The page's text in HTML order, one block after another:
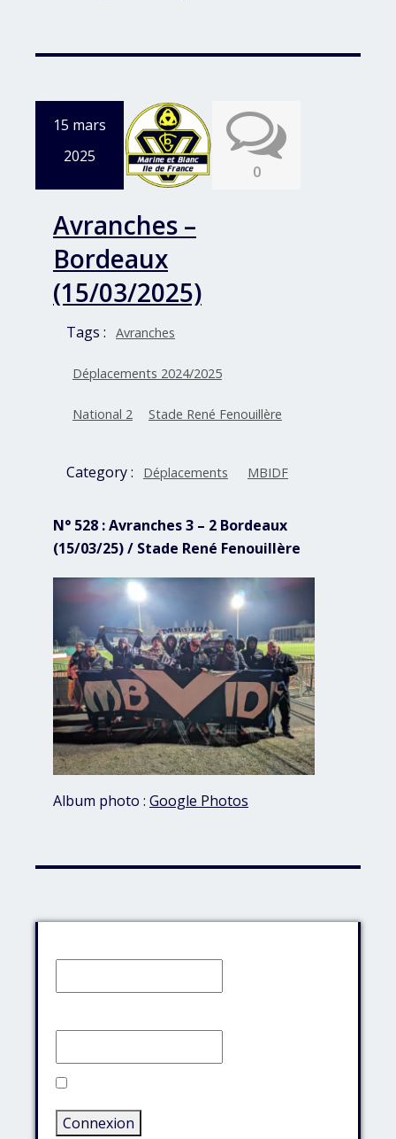
15 mars
2025
0
Avranches –
Bordeaux
(15/03/2025)
Tags : Avranches
Déplacements 2024/2025
National 2 Stade René Fenouillère
Category : Déplacements MBIDF
N° 528 : Avranches 3 – 2 Bordeaux
(15/03/25) / Stade René Fenouillère
Album photo : Google Photos
Connexion